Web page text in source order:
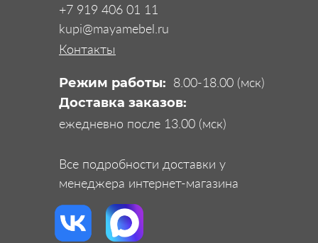
Режим работы:
Доставка заказов:
+7 919 406 01 11
kupi@mayamebel.ru
Все подробности доставки у
менеджера интернет-магазина
ежедневно после 13.00 (мск)
8.00-18.00 (мск)
Контакты